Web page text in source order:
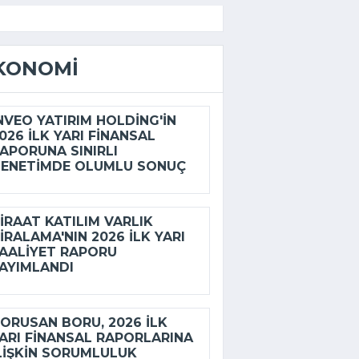
YATIRIM HOLDING'IN
ILK YARI FINANSAL
SINIRLI
OLUMLU SONUÇ
KATILIM VARLIK
2026 ILK YARI
RAPORU
BORU, 2026 ILK
FINANSAL RAPORLARINA
SORUMLULUK